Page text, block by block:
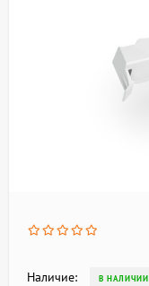
Наличие: В НАЛИЧИИ